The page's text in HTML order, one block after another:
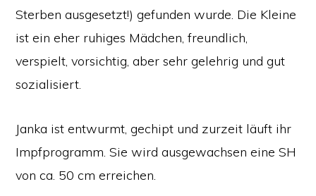
Sterben ausgesetzt!) gefunden wurde. Die Kleine
ist ein eher ruhiges Mädchen, freundlich,
verspielt, vorsichtig, aber sehr gelehrig und gut
sozialisiert.
Janka ist entwurmt, gechipt und zurzeit läuft ihr
Impfprogramm. Sie wird ausgewachsen eine SH
von ca. 50 cm erreichen.